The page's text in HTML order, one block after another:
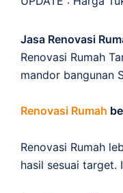
Jasa Renovasi
Renovasi Rumah
mandor bangunan
Renovasi Rumah
Renovasi Rumah
hasil sesuai target.